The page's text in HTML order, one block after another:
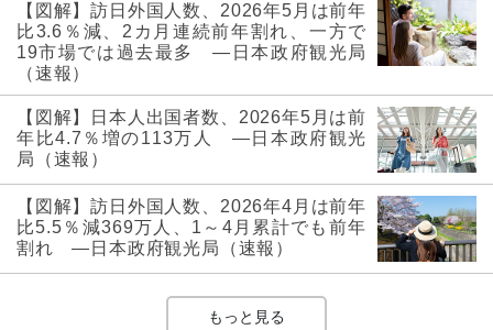
【図解】訪日外国人数、2026年5月は前年
比3.6％減、2カ月連続前年割れ、一方で
19市場では過去最多 ―日本政府観光局
（速報）
【図解】日本人出国者数、2026年5月は前
年比4.7％増の113万人 ―日本政府観光
局（速報）
【図解】訪日外国人数、2026年4月は前年
比5.5％減369万人、1～4月累計でも前年
割れ ―日本政府観光局（速報）
もっと見る